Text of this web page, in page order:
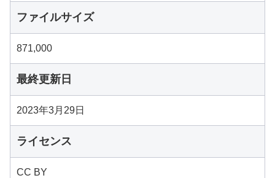
ファイルサイズ
871,000
最終更新日
2023年3月29日
ライセンス
CC BY